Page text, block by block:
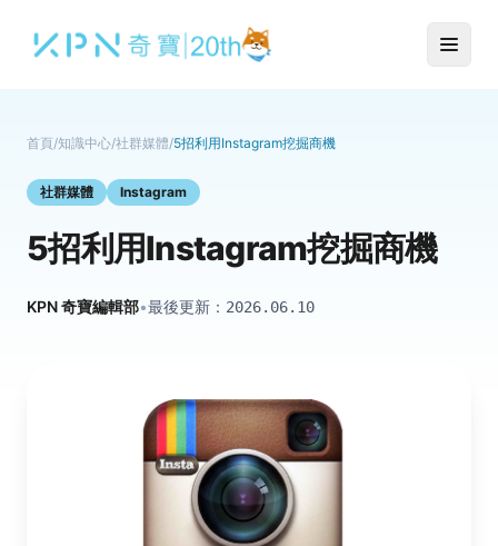
首頁/知識中心/社群媒體/5招利用Instagram挖掘商機
社群媒體 Instagram
5招利用Instagram挖掘商機
KPN 奇寶編輯部•最後更新： 2026.06.10